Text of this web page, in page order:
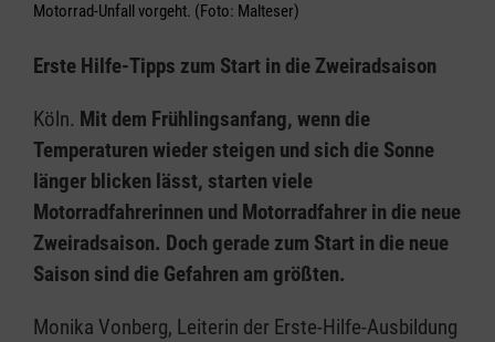
Motorrad-Unfall vorgeht. (Foto: Malteser)
Erste Hilfe-Tipps zum Start in die Zweiradsaison
Köln. Mit dem Frühlingsanfang, wenn die
Temperaturen wieder steigen und sich die Sonne
länger blicken lässt, starten viele
Motorradfahrerinnen und Motorradfahrer in die neue
Zweiradsaison. Doch gerade zum Start in die neue
Saison sind die Gefahren am größten.
Monika Vonberg, Leiterin der Erste-Hilfe-Ausbildung